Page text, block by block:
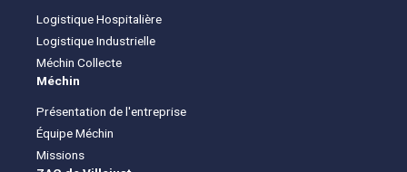
Logistique Hospitalière
Logistique Industrielle
Méchin Collecte
Méchin
Présentation de l'entreprise
Équipe Méchin
Missions